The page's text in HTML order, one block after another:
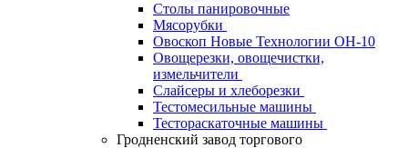
Столы панировочные
Мясорубки
Овоскоп Новые Технологии ОН-10
Овощерезки, овощечистки,
измельчители
Слайсеры и хлеборезки
Тестомесильные машины
Тестораскаточные машины
Гродненский завод торгового